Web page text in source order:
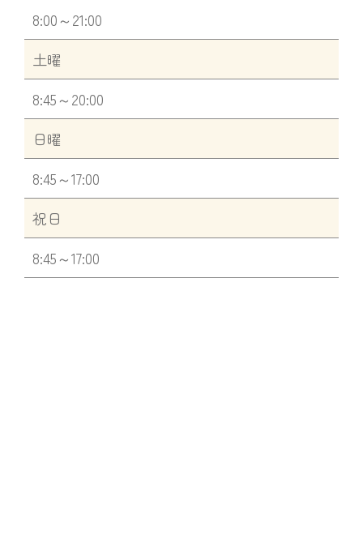
8:00～21:00
土曜
8:45～20:00
日曜
8:45～17:00
祝日
8:45～17:00